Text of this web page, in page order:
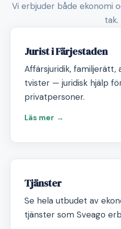
Vi erbjuder både ekonomi
tak.
Jurist i Färjestaden
Affärsjuridik,
tvister — juridisk hjälp
privatpersoner.
Läs mer →
Tjänster
Se hela utbudet av
tjänster som Sveago